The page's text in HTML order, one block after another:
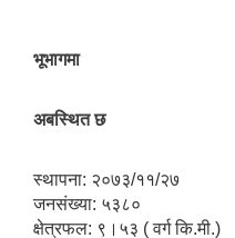
भूभागमा
अबस्थित छ
स्थापना: २०७३/११/२७
जनसंख्या: ५३८०
क्षेत्रफल: ९।५३ ( वर्ग कि.मी.)